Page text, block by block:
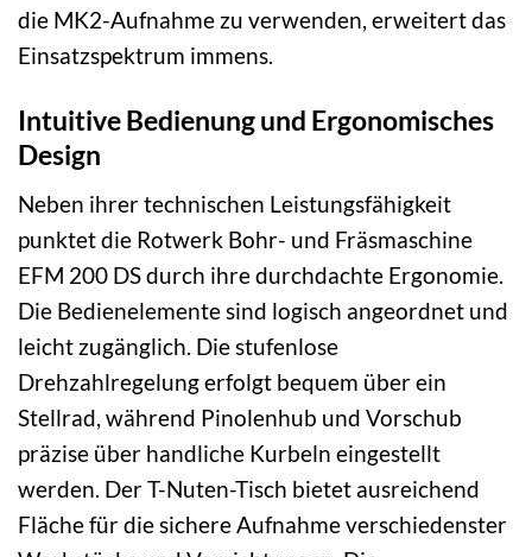
die MK2-Aufnahme zu verwenden, erweitert das
Einsatzspektrum immens.
Intuitive Bedienung und Ergonomisches
Design
Neben ihrer technischen Leistungsfähigkeit
punktet die Rotwerk Bohr- und Fräsmaschine
EFM 200 DS durch ihre durchdachte Ergonomie.
Die Bedienelemente sind logisch angeordnet und
leicht zugänglich. Die stufenlose
Drehzahlregelung erfolgt bequem über ein
Stellrad, während Pinolenhub und Vorschub
präzise über handliche Kurbeln eingestellt
werden. Der T-Nuten-Tisch bietet ausreichend
Fläche für die sichere Aufnahme verschiedenster